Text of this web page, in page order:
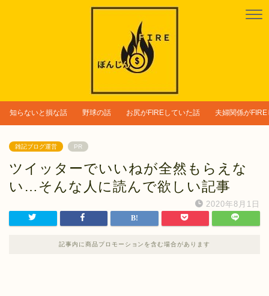
知らないと損な話 野球の話 お尻がFIREしていた話 夫婦関係が
雑記ブログ運営 PR
ツイッターでいいねが全然もらえな
い…そんな人に読んで欲しい記事
2020年8月1日
記事内に商品プロモーションを含む場合があります